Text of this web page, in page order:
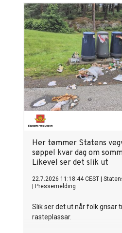
Her tømmer Statens
søppel kvar dag om
Likevel ser det slik ut
22.7.2026 11:18:44 CEST
Pressemelding
Slik ser det ut når folk grisar til
rasteplassar.